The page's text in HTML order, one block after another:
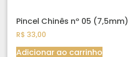
Pincel Chinês nº 05 (7,5mm)
R$ 33,00
Adicionar ao carrinho